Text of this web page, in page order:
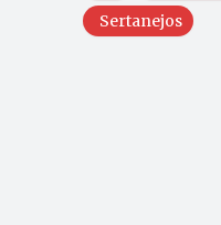
Sertanejos